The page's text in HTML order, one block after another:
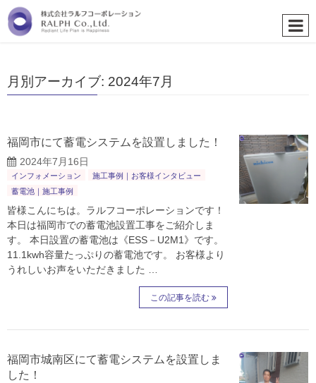
月別アーカイブ: 2024年7月
福岡市にて蓄電システムを設置しました！
2024年7月16日
インフォメーション
施工事例｜お客様インタビュー
蓄電池｜施工事例
皆様こんにちは。ラルフコーポレーションです！
本日は福岡市での蓄電池設置工事をご紹介しま
す。 本日設置の蓄電池は《ESS－U2M1》です。
11.1kwh容量たっぷりの蓄電池です。 お客様より
うれしいお声をいただきました …
この記事を読む
福岡市城南区にて蓄電システムを設置しま
した！